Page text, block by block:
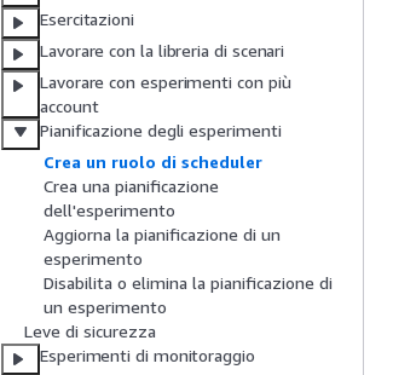
Esercitazioni
Lavorare con la libreria di scenari
Lavorare con esperimenti con più
account
Pianificazione degli esperimenti
Crea un ruolo di scheduler
Crea una pianificazione
dell'esperimento
Aggiorna la pianificazione di un
esperimento
Disabilita o elimina la pianificazione di
un esperimento
Leve di sicurezza
Esperimenti di monitoraggio